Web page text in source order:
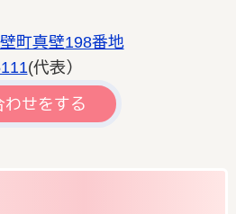
町真壁198番地
(代表）
わせをする